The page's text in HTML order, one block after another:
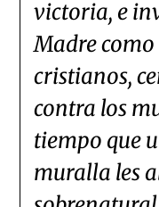
victoria, e
Madre
cristianos,
contra los
tiempo que
muralla les